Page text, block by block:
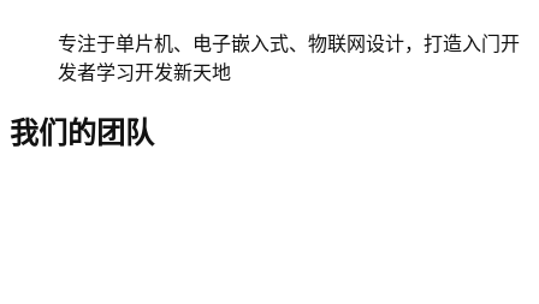
专注于单片机、电子嵌入式、物联网设计，打造入门开
发者学习开发新天地
我们的团队